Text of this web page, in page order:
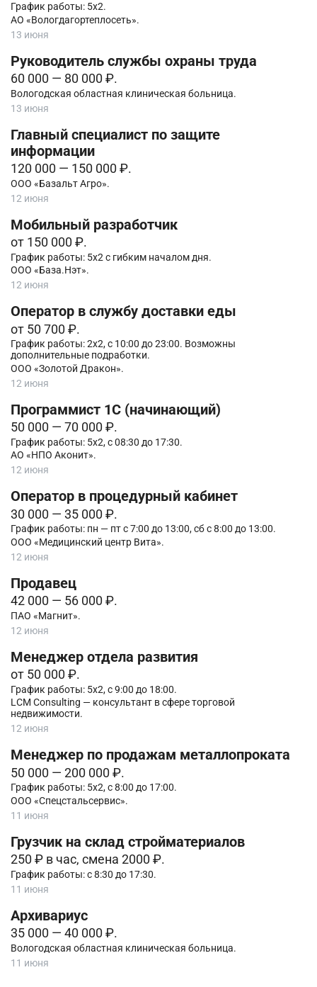
График работы: 5х2.
АО «Вологдагортеплосеть».
13 июня
Руководитель службы охраны труда
60 000 — 80 000 ₽.
Вологодская областная клиническая больница.
13 июня
Главный специалист по защите
информации
120 000 — 150 000 ₽.
ООО «Базальт Агро».
12 июня
Мобильный разработчик
от 150 000 ₽.
График работы: 5х2 с гибким началом дня.
ООО «База.Нэт».
12 июня
Оператор в службу доставки еды
от 50 700 ₽.
График работы: 2х2, с 10:00 до 23:00. Возможны
дополнительные подработки.
ООО «Золотой Дракон».
12 июня
Программист 1С (начинающий)
50 000 — 70 000 ₽.
График работы: 5х2, с 08:30 до 17:30.
АО «НПО Аконит».
12 июня
Оператор в процедурный кабинет
30 000 — 35 000 ₽.
График работы: пн — пт с 7:00 до 13:00, сб с 8:00 до 13:00.
ООО «Медицинский центр Вита».
12 июня
Продавец
42 000 — 56 000 ₽.
ПАО «Магнит».
12 июня
Менеджер отдела развития
от 50 000 ₽.
График работы: 5х2, с 9:00 до 18:00.
LCM Consulting — консультант в сфере торговой
недвижимости.
12 июня
Менеджер по продажам металлопроката
50 000 — 200 000 ₽.
График работы: 5х2, с 8:00 до 17:00.
ООО «Спецстальсервис».
11 июня
Грузчик на склад стройматериалов
250 ₽ в час, смена 2000 ₽.
График работы: с 8:30 до 17:30.
11 июня
Архивариус
35 000 — 40 000 ₽.
Вологодская областная клиническая больница.
11 июня